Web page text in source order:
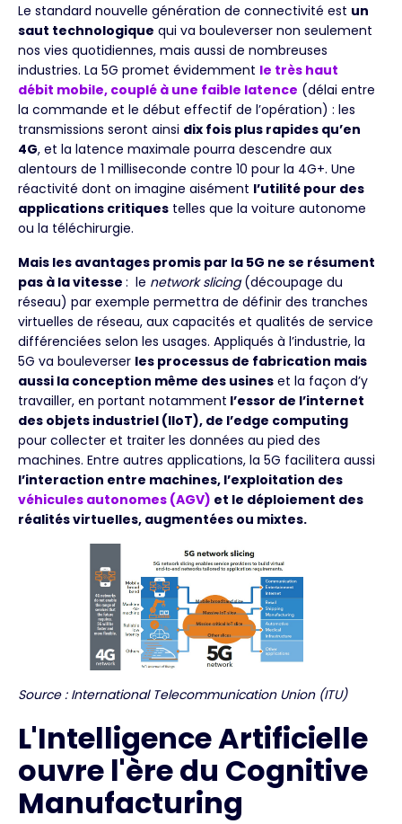
Le standard nouvelle génération de connectivité est un
saut technologique qui va bouleverser non seulement
nos vies quotidiennes, mais aussi de nombreuses
industries. La 5G promet évidemment le très haut
débit mobile, couplé à une faible latence (délai entre
la commande et le début effectif de l’opération) : les
transmissions seront ainsi dix fois plus rapides qu’en
4G, et la latence maximale pourra descendre aux
alentours de 1 milliseconde contre 10 pour la 4G+. Une
réactivité dont on imagine aisément l’utilité pour des
applications critiques telles que la voiture autonome
ou la téléchirurgie.
Mais les avantages promis par la 5G ne se résument
pas à la vitesse : le network slicing(découpage du
réseau) par exemple permettra de définir des tranches
virtuelles de réseau, aux capacités et qualités de service
différenciées selon les usages. Appliqués à l’industrie, la
5G va bouleverser les processus de fabrication mais
aussi la conception même des usines et la façon d’y
travailler, en portant notamment l’essor de l’internet
des objets industriel (IIoT), de l’edge computing
pour collecter et traiter les données au pied des
machines. Entre autres applications, la 5G facilitera aussi
l’interaction entre machines, l’exploitation des
véhicules autonomes (AGV) et le déploiement des
réalités virtuelles, augmentées ou mixtes.
Source : International Telecommunication Union (ITU)
L'Intelligence Artificielle
ouvre l'ère du Cognitive
Manufacturing